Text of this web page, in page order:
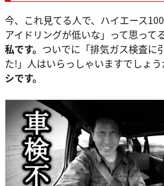
今、これ見てる人で、ハイエース
アイドリングが低いな」って思って
私です。 ついでに「排気ガス検査に
た!」人はいらっしゃいますでしょう
シです。